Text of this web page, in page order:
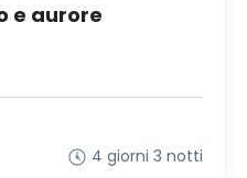
e aurore
4 giorni 3 notti